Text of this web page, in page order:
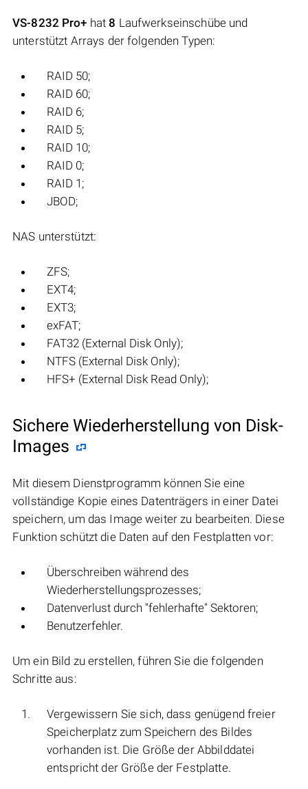
VS-8232 Pro+ hat8 Laufwerkseinschübe und
unterstützt Arrays der folgenden Typen:
RAID 50;
RAID 60;
RAID 6;
RAID 5;
RAID 10;
RAID 0;
RAID 1;
JBOD;
NAS unterstützt:
ZFS;
EXT4;
EXT3;
exFAT;
FAT32 (External Disk Only);
NTFS (External Disk Only);
HFS+ (External Disk Read Only);
Sichere Wiederherstellung von Disk-
Images
Mit diesem Dienstprogramm können Sie eine
vollständige Kopie eines Datenträgers in einer Datei
speichern, um das Image weiter zu bearbeiten. Diese
Funktion schützt die Daten auf den Festplatten vor:
Überschreiben während des
Wiederherstellungsprozesses;
Datenverlust durch "fehlerhafte" Sektoren;
Benutzerfehler.
Um ein Bild zu erstellen, führen Sie die folgenden
Schritte aus:
Vergewissern Sie sich, dass genügend freier
Speicherplatz zum Speichern des Bildes
vorhanden ist. Die Größe der Abbilddatei
entspricht der Größe der Festplatte.